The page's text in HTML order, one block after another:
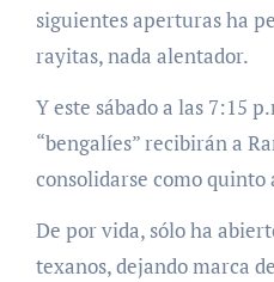
siguientes aperturas ha
rayitas, nada alentador.
Y este sábado a las 7:15
“bengalíes” recibirán a
consolidarse como quinto
De por vida, sólo ha
texanos, dejando marca